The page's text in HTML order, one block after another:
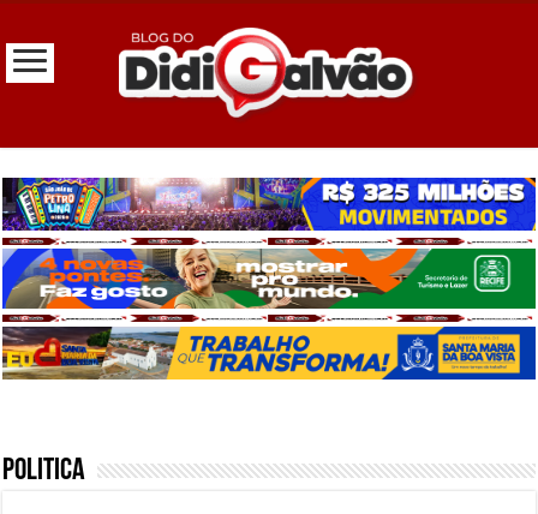
Politica